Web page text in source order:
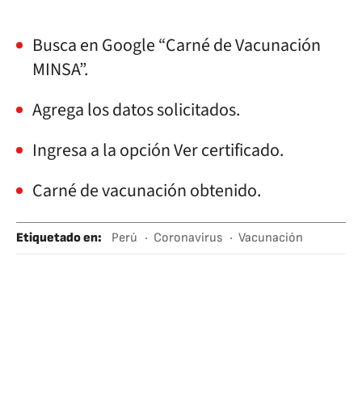
Busca en Google “Carné de Vacunación
MINSA”.
Agrega los datos solicitados.
Ingresa a la opción Ver certificado.
Carné de vacunación obtenido.
Etiquetado en: Perú Coronavirus Vacunación